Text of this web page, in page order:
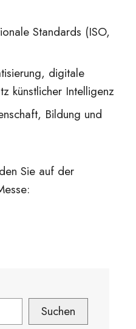
Standards (ISO,
digitale
künstlicher Intelligenz
Bildung und
Sie auf der
Suchen